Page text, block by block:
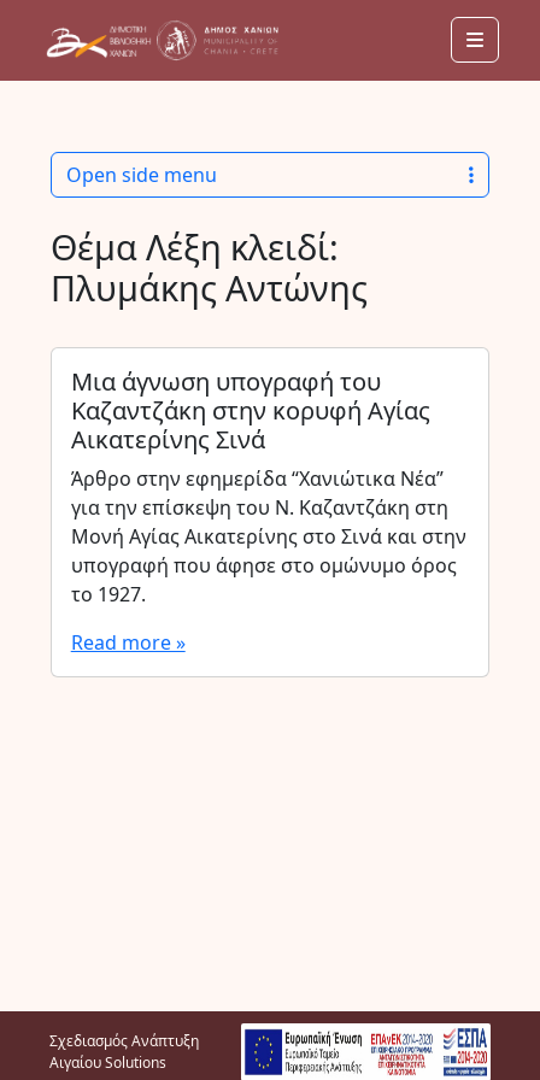
Menu
Θέμα Λέξη κλειδί:
Πλυμάκης Αντώνης
Μια άγνωση υπογραφή του
Καζαντζάκη στην κορυφή Αγίας
Αικατερίνης Σινά
Άρθρο στην εφημερίδα “Χανιώτικα Νέα”
για την επίσκεψη του Ν. Καζαντζάκη στη
Μονή Αγίας Αικατερίνης στο Σινά και στην
υπογραφή που άφησε στο ομώνυμο όρος
το 1927.
Read more »
Open side menu
Σχεδιασμός Ανάπτυξη
Αιγαίου Solutions